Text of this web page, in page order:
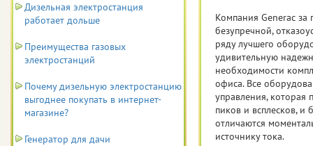
Компания Generac за
безупречной,
ряду лучшего
удивительную
необходимости
офиса. Все
управления, которая
пиков и всплесков,
отличаются
источнику тока.
Дизельная электростанция
работает дольше
Преимущества газовых
электростанций
Почему дизельную электростанцию
выгоднее покупать в интернет-
магазине?
Генератор для дачи